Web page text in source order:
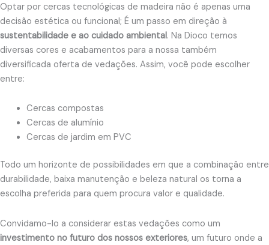
Optar por cercas tecnológicas de madeira não é apenas uma
decisão estética ou funcional; É um passo em direção à
sustentabilidade e ao cuidado ambiental. Na Dioco temos
diversas cores e acabamentos para a nossa também
diversificada oferta de vedações. Assim, você pode escolher
entre:
Cercas compostas
Cercas de alumínio
Cercas de jardim em PVC
Todo um horizonte de possibilidades em que a combinação entre
durabilidade, baixa manutenção e beleza natural os torna a
escolha preferida para quem procura valor e qualidade.
Convidamo-lo a considerar estas vedações como um
investimento no futuro dos nossos exteriores, um futuro onde a